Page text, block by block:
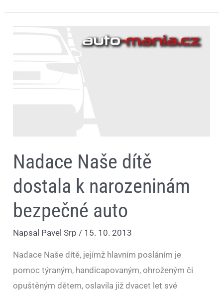
Nadace Naše dítě
dostala k narozeninám
bezpečné auto
Napsal Pavel Srp / 15. 10. 2013
Nadace Naše dítě, jejímž hlavním posláním je
pomoc týraným, handicapovaným, ohroženým či
opuštěným dětem, oslavila již dvacet let své
narozeninám